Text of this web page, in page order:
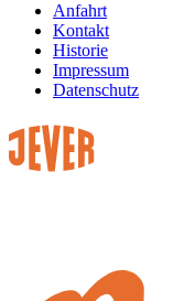
Anfahrt
Kontakt
Historie
Impressum
Datenschutz